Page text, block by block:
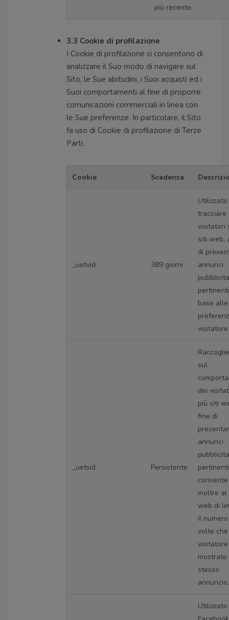
più recente.
3.3 Cookie di profilazione
I Cookie di profilazione ci consentono di
analizzare il Suo modo di navigare sul
Sito, le Sue abitudini, i Suoi acquisti ed i
Suoi comportamenti al fine di proporre
comunicazioni commerciali in linea con
le Sue preferenze. In particolare, il Sito
fa uso di Cookie di profilazione di Terze
Parti.
Cookie Scadenza
_uetvid 389 giorni
tracciare
visitatori
siti web,
di
annunci
base alle
visitatore
_uetsid Persistente
sul
dei
più siti
fine di
annunci
consente
inoltre al
web di
il
volte
mostrato
stesso
annuncio.